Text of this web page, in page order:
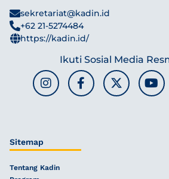
sekretariat@kadin.id
+62 21-5274484
https://kadin.id/
Ikuti Sosial Media
Sitemap
Tentang Kadin